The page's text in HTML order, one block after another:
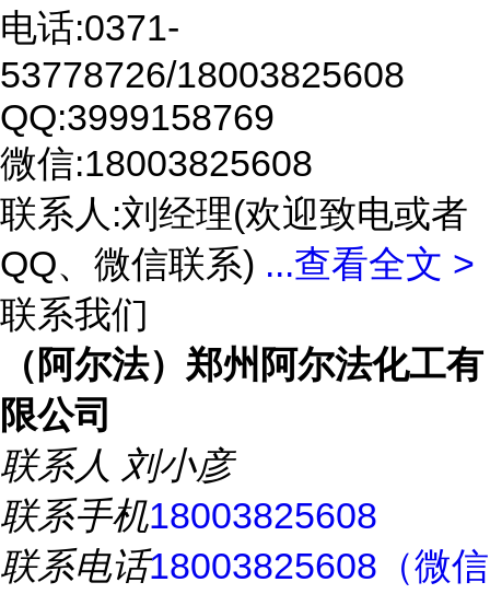
电话:0371-
53778726/18003825608
QQ:3999158769
微信:18003825608
联系人:刘经理(欢迎致电或者
QQ、微信联系) ...查看全文 >
联系我们
（阿尔法）郑州阿尔法化工有
限公司
联系人 刘小彦
联系手机18003825608
联系电话18003825608（微信